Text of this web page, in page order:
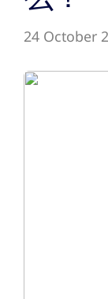
24 October